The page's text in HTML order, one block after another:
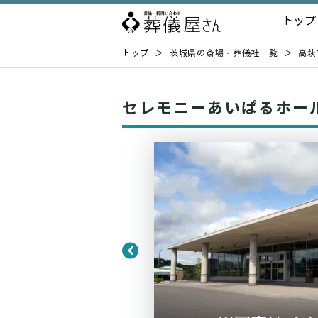
トップ
トップ ＞ 茨城県の斎場・葬儀社一覧 ＞ 高
セレモニーあいぱるホー